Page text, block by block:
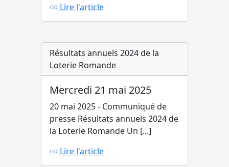
Lire l'article
Résultats annuels 2024 de la
Loterie Romande
Mercredi 21 mai 2025
20 mai 2025 - Communiqué de
presse Résultats annuels 2024 de
la Loterie Romande Un [...]
Lire l'article